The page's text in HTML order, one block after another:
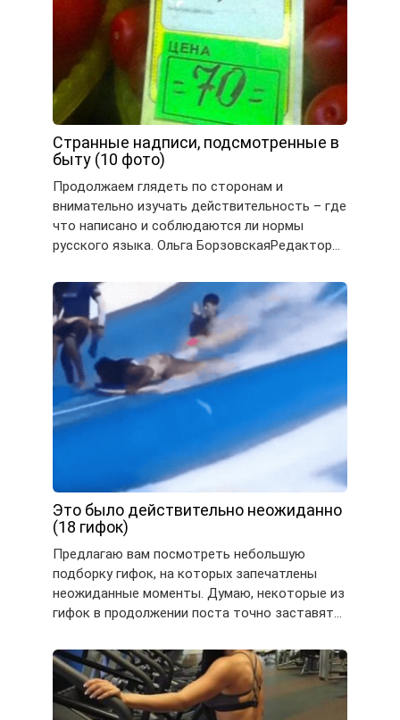
Странные надписи, подсмотренные в
быту (10 фото)
Продолжаем глядеть по сторонам и
внимательно изучать действительность – где
что написано и соблюдаются ли нормы
русского языка. Ольга БорзовскаяРедактор…
Это было действительно неожиданно
(18 гифок)
Предлагаю вам посмотреть небольшую
подборку гифок, на которых запечатлены
неожиданные моменты. Думаю, некоторые из
гифок в продолжении поста точно заставят…